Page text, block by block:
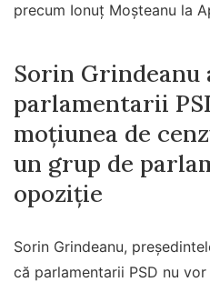
precum Ionuț Moșteanu la
Sorin Grindeanu
parlamentarii
moțiunea de
un grup de
opoziție
Sorin Grindeanu,
că parlamentarii PSD nu